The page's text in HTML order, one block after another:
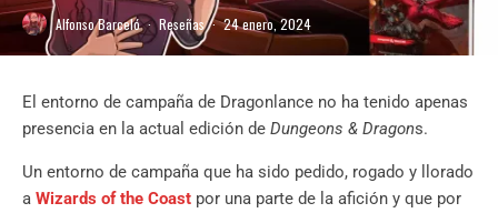
Alfonso Barceló · Reseñas · 24 enero, 2024
El entorno de campaña de Dragonlance no ha tenido apenas
presencia en la actual edición de Dungeons & Dragons.
Un entorno de campaña que ha sido pedido, rogado y llorado
a Wizards of the Coast por una parte de la afición y que por